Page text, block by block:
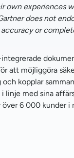
own
does not
or
att möjliggöra
kopplar
linje med sina
6 000 kunder